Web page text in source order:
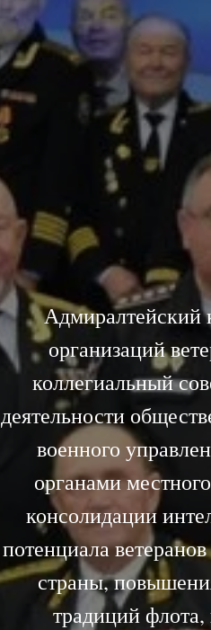
Адмиралтейский
организаций
коллегиальный
деятельности
военного
органами
консолидации
потенциала
страны,
традиций